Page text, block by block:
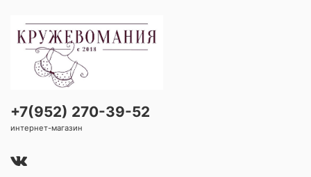
+7(952) 270-39-52
интернет-магазин